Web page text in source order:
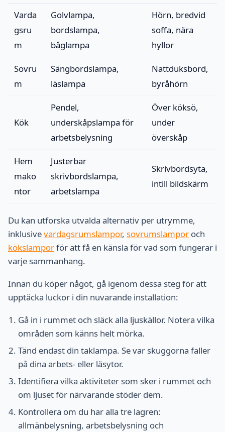
Varda
gsru
m
Golvlampa,
bordslampa,
båglampa
Hörn, bredvid
soffa, nära
hyllor
Sovru
m
Sängbordslampa,
läslampa
Nattduksbord,
byråhörn
Kök
Pendel,
underskåpslampa för
arbetsbelysning
Över köksö,
under
överskåp
Hem
mako
ntor
Justerbar
skrivbordslampa,
arbetslampa
Skrivbordsyta,
intill bildskärm
Du kan utforska utvalda alternativ per utrymme,
inklusivevardagsrumslampor, sovrumslampor och
kökslamporför att få en känsla för vad som fungerar i
varje sammanhang.
Innan du köper något, gå igenom dessa steg för att
upptäcka luckor i din nuvarande installation:
Gå in i rummet och släck alla ljuskällor. Notera vilka
områden som känns helt mörka.
Tänd endast din taklampa. Se var skuggorna faller
på dina arbets- eller läsytor.
Identifiera vilka aktiviteter som sker i rummet och
om ljuset för närvarande stöder dem.
Kontrollera om du har alla tre lagren:
allmänbelysning, arbetsbelysning och